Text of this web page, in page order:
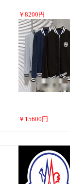
￥ 8200 円
￥ 15600 円